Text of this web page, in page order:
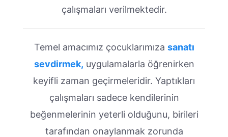
çalışmaları verilmektedir.
Temel amacımız çocuklarımıza sanatı
sevdirmek, uygulamalarla öğrenirken
keyifli zaman geçirmeleridir. Yaptıkları
çalışmaları sadece kendilerinin
beğenmelerinin yeterli olduğunu, birileri
tarafından onaylanmak zorunda